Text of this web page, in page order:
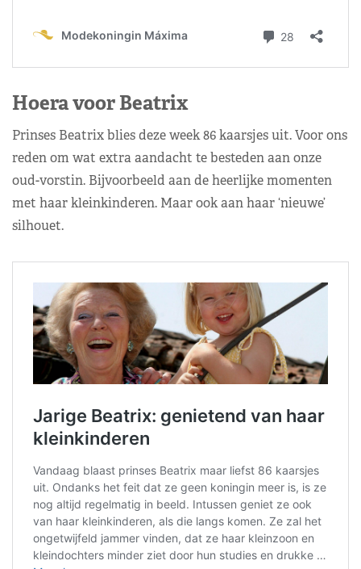
Hoera voor Beatrix
Prinses Beatrix blies deze week 86 kaarsjes uit. Voor ons
reden om wat extra aandacht te besteden aan onze
oud-vorstin. Bijvoorbeeld aan de heerlijke momenten
met haar kleinkinderen. Maar ook aan haar ‘nieuwe’
silhouet.